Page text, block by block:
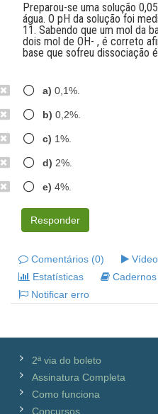
Preparou-se uma solução
água. O pH da solução foi
11. Sabendo que um mol da
dois mol de OH- , é correto
base que sofreu dissociação
a) 0,1%.
b) 0,2%.
c) 1%.
d) 2%.
e) 4%.
Responder
Comentários (0)
Estatísticas
Notificar erro
2ª via do boleto
Assinatura Completa
Como funciona
Concursos